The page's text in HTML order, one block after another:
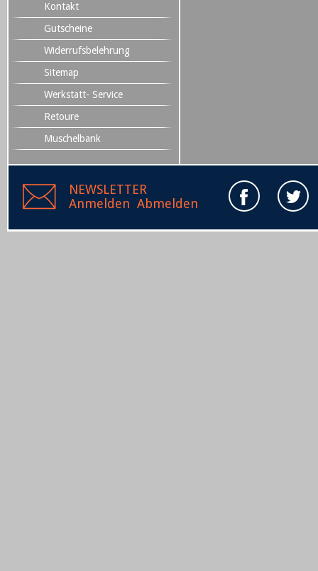
Kontakt
Gutscheine
Widerrufsbelehrung
Sitemap
Werkstatt- Service
Retoure
Muschelbank
NEWSLETTER
Anmelden Abmelden